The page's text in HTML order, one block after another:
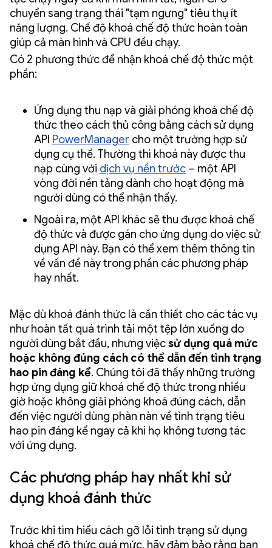
chuyển sang trạng thái "tạm ngưng" tiêu thụ ít
năng lượng. Chế độ khoá chế độ thức hoàn toàn
giúp cả màn hình và CPU đều chạy.
Có 2 phương thức để nhận khoá chế độ thức một
phần:
Ứng dụng thu nạp và giải phóng khoá chế độ
thức theo cách thủ công bằng cách sử dụng
API PowerManager cho một trường hợp sử
dụng cụ thể. Thường thì khoá này được thu
nạp cùng với dịch vụ nền trước – một API
vòng đời nền tảng dành cho hoạt động mà
người dùng có thể nhận thấy.
Ngoài ra, một API khác sẽ thu được khoá chế
độ thức và được gán cho ứng dụng do việc sử
dụng API này. Bạn có thể xem thêm thông tin
về vấn đề này trong phần các phương pháp
hay nhất.
Mặc dù khoá đánh thức là cần thiết cho các tác vụ
như hoàn tất quá trình tải một tệp lớn xuống do
người dùng bắt đầu, nhưng việcsử dụng quá mức
hoặc không đúng cách có thể dẫn đến tình trạng
hao pin đáng kể. Chúng tôi đã thấy những trường
hợp ứng dụng giữ khoá chế độ thức trong nhiều
giờ hoặc không giải phóng khoá đúng cách, dẫn
đến việc người dùng phàn nàn về tình trạng tiêu
hao pin đáng kể ngay cả khi họ không tương tác
với ứng dụng.
Các phương pháp hay nhất khi sử
dụng khoá đánh thức
Trước khi tìm hiểu cách gỡ lỗi tình trạng sử dụng
khoá chế độ thức quá mức, hãy đảm bảo rằng bạn